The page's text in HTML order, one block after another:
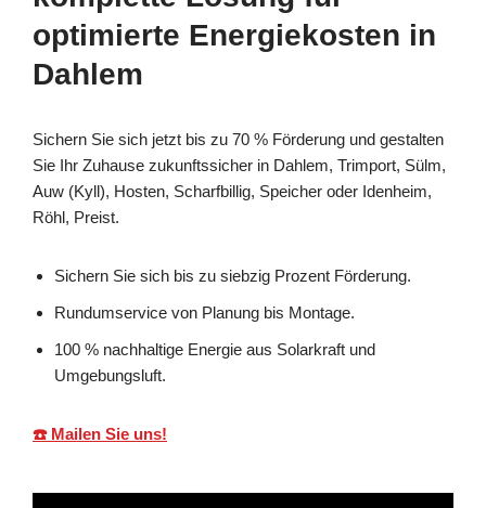
optimierte Energiekosten in
Dahlem
Sichern Sie sich jetzt bis zu 70 % Förderung und gestalten
Sie Ihr Zuhause zukunftssicher in Dahlem, Trimport, Sülm,
Auw (Kyll), Hosten, Scharfbillig, Speicher oder Idenheim,
Röhl, Preist.
Sichern Sie sich bis zu siebzig Prozent Förderung.
Rundumservice von Planung bis Montage.
100 % nachhaltige Energie aus Solarkraft und
Umgebungsluft.
☎️ Mailen Sie uns!